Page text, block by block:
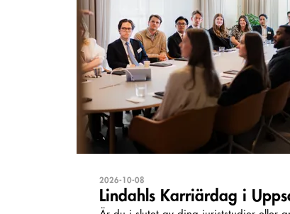
2026-10-08
Lindahls Karriärdag i